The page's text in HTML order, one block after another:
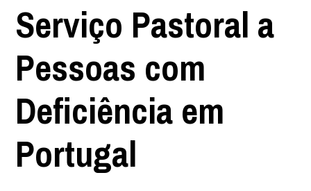
Serviço Pastoral a
Pessoas com
Deficiência em
Portugal